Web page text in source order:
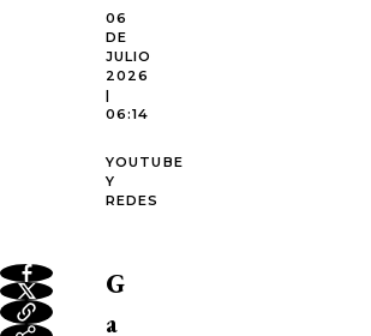
06
DE
JULIO
2026
|
06:14
YOUTUBE
Y
REDES
G
a